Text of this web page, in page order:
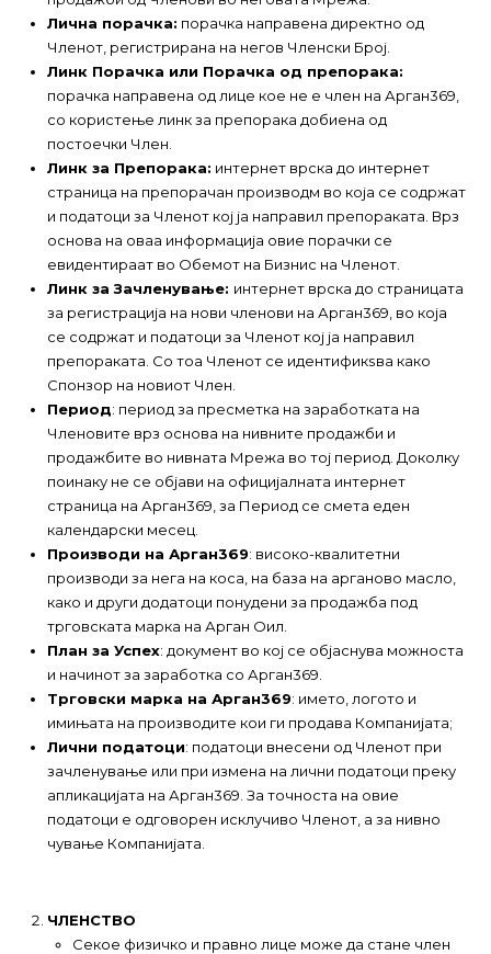
Лична порачка: порачка направена директно од
Членот, регистрирана на негов Членски Број.
Линк Порачка или Порачка од препорака:
порачка направена од лице кое не е член на Арган369,
со користење линк за препорака добиена од
постоечки Член.
Линк за Препорака: интернет врска до интернет
страница на препорачан производм во која се содржат
и податоци за Членот кој ја направил препораката. Врз
основа на оваа информација овие порачки се
евидентираат во Обемот на Бизнис на Членот.
Линк за Зачленување: интернет врска до страницата
за регистрација на нови членови на Арган369, во која
се содржат и податоци за Членот кој ја направил
препораката. Со тоа Членот се идентификѕва како
Спонзор на новиот Член.
Период: период за пресметка на заработката на
Членовите врз основа на нивните продажби и
продажбите во нивната Мрежа во тој период. Доколку
поинаку не се објави на официјалната интернет
страница на Арган369, за Период се смета еден
календарски месец.
Производи на Арган369: високо-квалитетни
производи за нега на коса, на база на арганово масло,
како и други додатоци понудени за продажба под
трговската марка на Арган Оил.
План за Успех: документ во кој се објаснува можноста
и начинот за заработка со Арган369.
Трговски марка на Арган369: името, логото и
имињата на производите кои ги продава Компанијата;
Лични податоци: податоци внесени од Членот при
зачленување или при измена на лични податоци преку
апликацијата на Арган369. За точноста на овие
податоци е одговорен исклучиво Членот, а за нивно
чување Компанијата.
ЧЛЕНСТВО
Секое физичко и правно лице може да стане член